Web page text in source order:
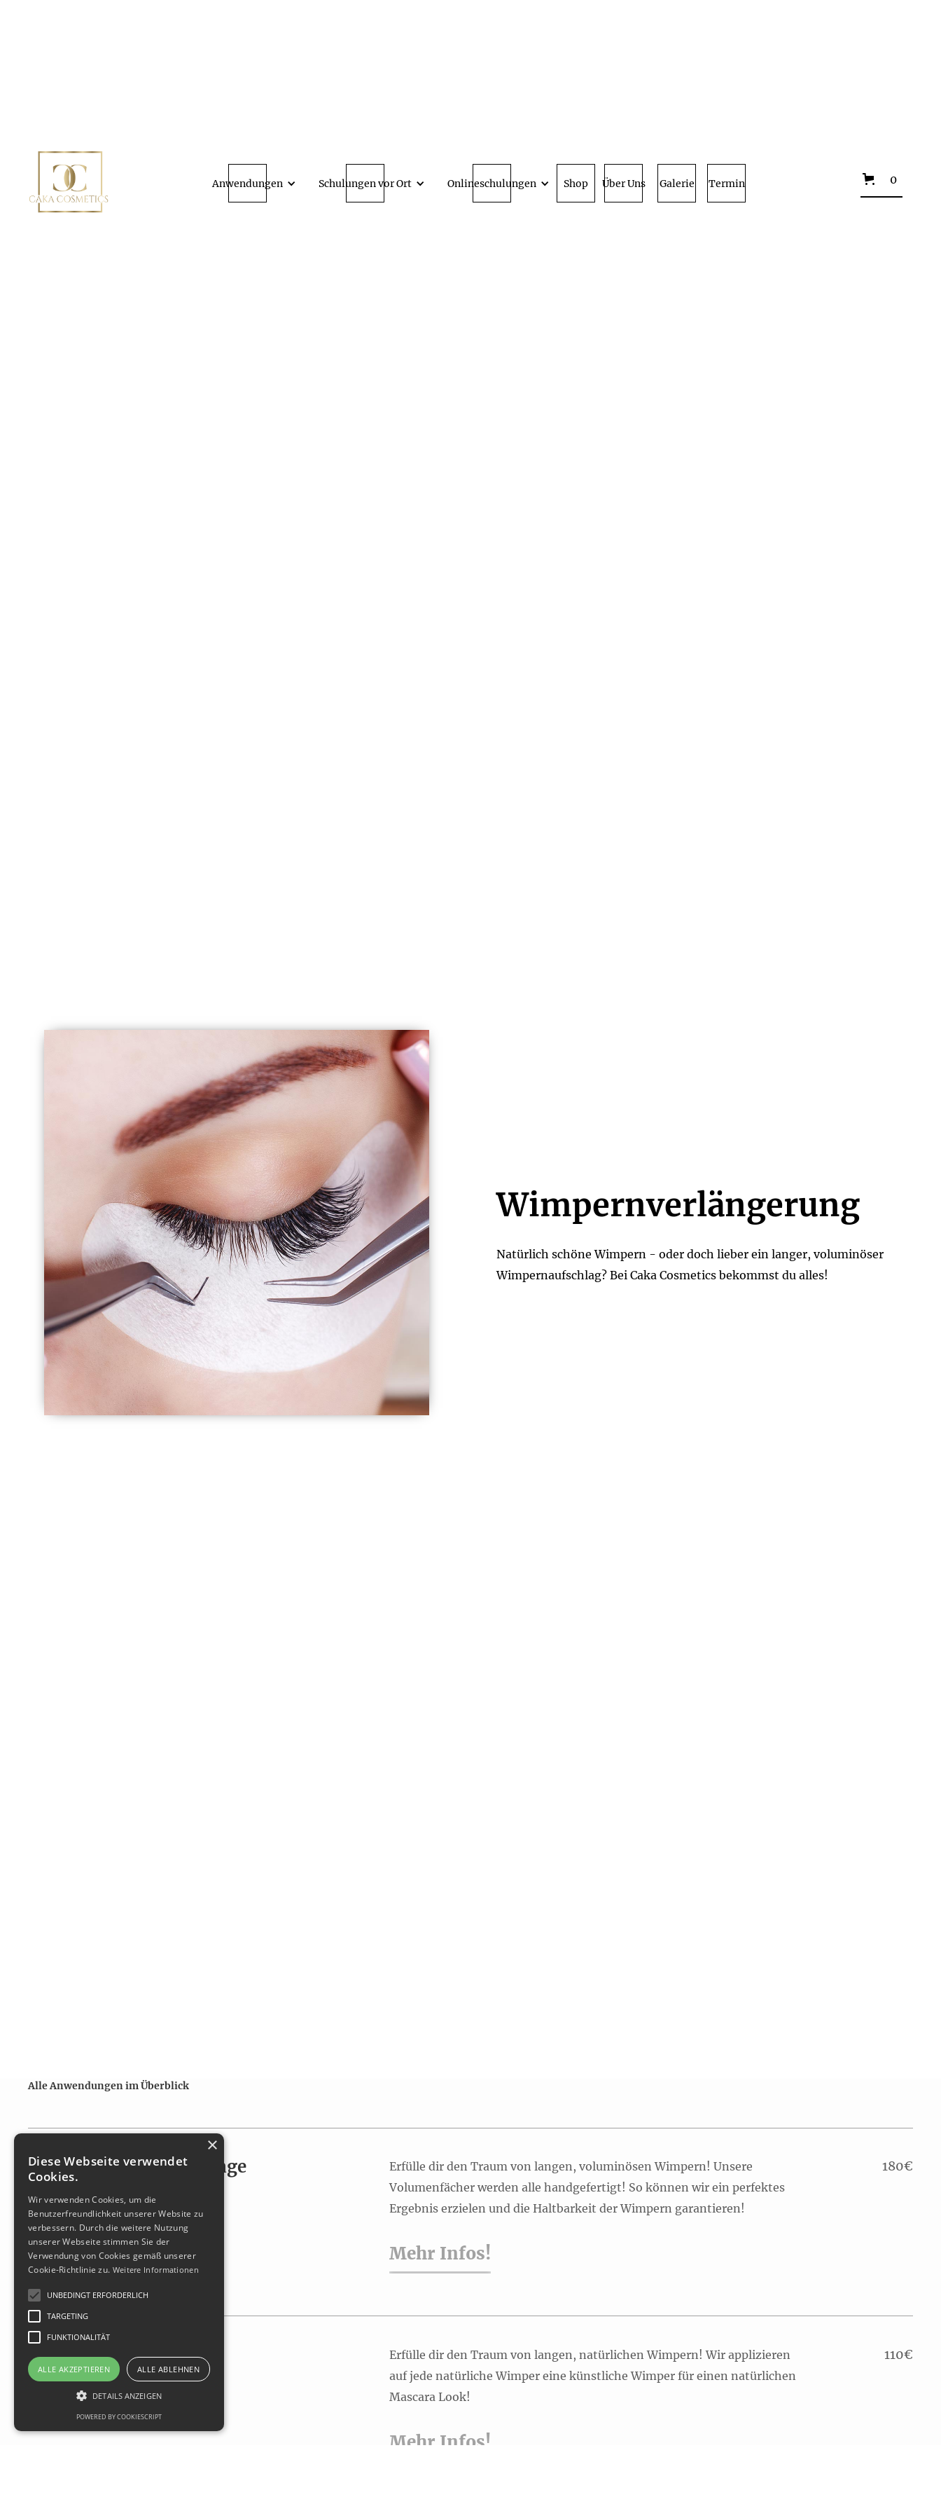
Anwendungen Schulungen vor Ort Onlineschulungen Shop Über Uns Galerie Termin 0
Wimpernverlängerung
Natürlich schöne Wimpern - oder doch lieber ein langer, voluminöser
Wimpernaufschlag? Bei Caka Cosmetics bekommst du alles!
Alle Anwendungen im Überblick
Mega Volumen Neuanlage
Erfülle dir den Traum von langen, voluminösen Wimpern! Unsere
Volumenfächer werden alle handgefertigt! So können wir ein perfektes
Ergebnis erzielen und die Haltbarkeit der Wimpern garantieren!
Mehr Infos!
180€
1:1 Technik Neuanlage
Erfülle dir den Traum von langen, natürlichen Wimpern! Wir applizieren
auf jede natürliche Wimper eine künstliche Wimper für einen natürlichen
Mascara Look!
Mehr Infos!
110€
×
Diese Webseite verwendet
Cookies.
Wir verwenden Cookies, um die
Benutzerfreundlichkeit unserer Website zu
verbessern. Durch die weitere Nutzung
unserer Webseite stimmen Sie der
Verwendung von Cookies gemäß unserer
Cookie-Richtlinie zu. Weitere Informationen
UNBEDINGT ERFORDERLICH
TARGETING
FUNKTIONALITÄT
ALLE AKZEPTIEREN ALLE ABLEHNEN
DETAILS ANZEIGEN
POWERED BY COOKIESCRIPT